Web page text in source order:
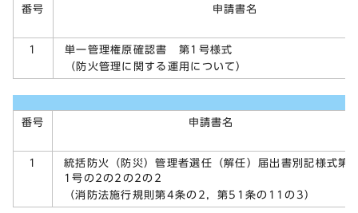
番号 申請書名
1
単一管理権原確認書 第1号様式
（防火管理に関する運用について）
番号 申請書名
1
統括防火（防災）管理者選任（解任）届出書別記様式第
1号の2の2の2の2
（消防法施行規則第4条の2，第51条の11の3）